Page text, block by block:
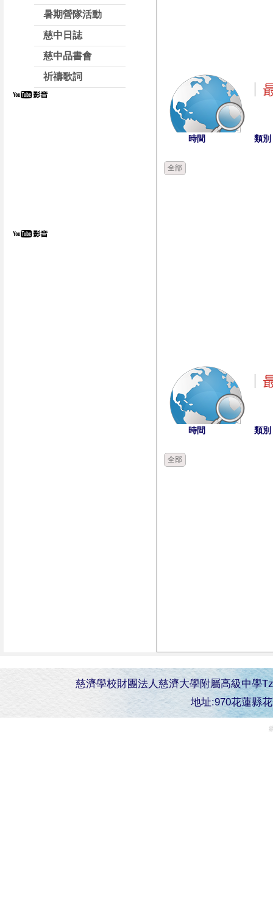
暑期營隊活動
慈中日誌
慈中品書會
祈禱歌詞
時間 類別
全部
時間 類別
全部
慈濟學校財團法人慈濟大學附屬高級中學
地址:970花蓮縣